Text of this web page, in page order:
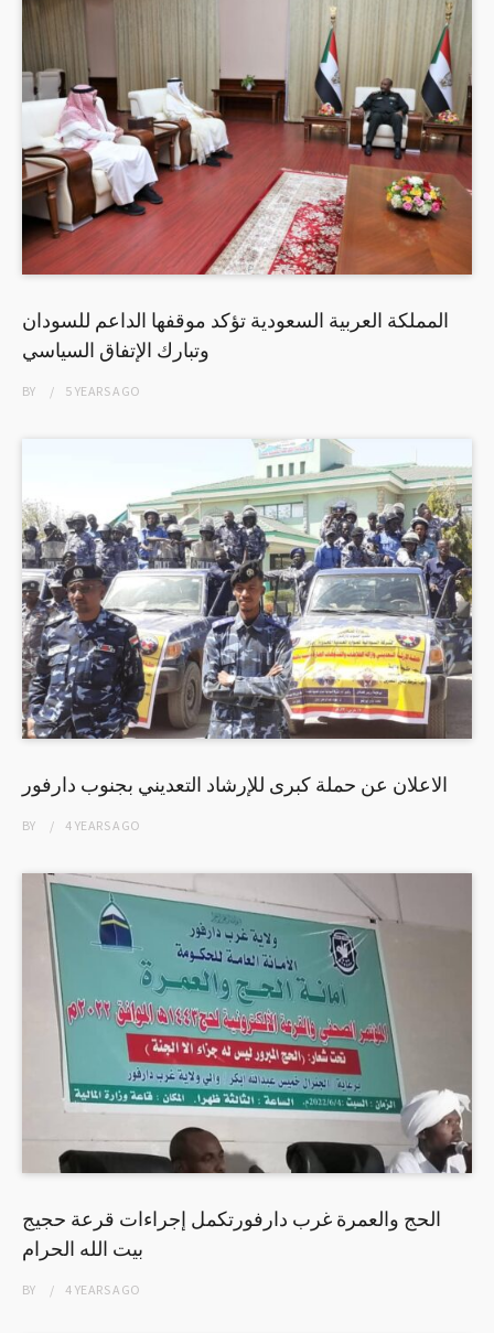
المملكة العربية السعودية تؤكد موقفها الداعم للسودان
وتبارك الإتفاق السياسي
BY 5 YEARSAGO
الاعلان عن حملة كبرى للإرشاد التعديني بجنوب دارفور
BY 4 YEARSAGO
الحج والعمرة غرب دارفورتكمل إجراءات قرعة حجيج
بيت الله الحرام
BY 4 YEARSAGO